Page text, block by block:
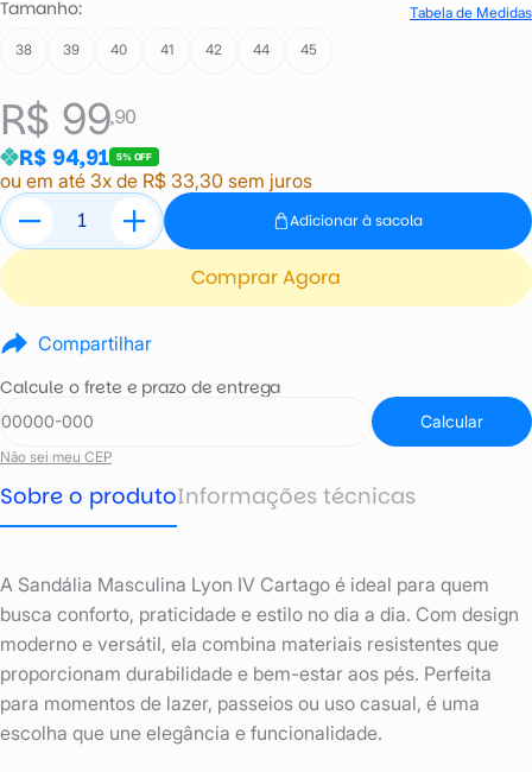
R$ 99,90
R$ 94,91 5% OFF
ou em até 3x de R$ 33,30 sem juros
Tamanho: Tabela de Medidas
38 39 40 41 42 44 45
Adicionar à sacola
Comprar Agora
Compartilhar
Calcule o frete e prazo de entrega
Calcular
Não sei meu CEP
Sobre o produtoInformações técnicas
A Sandália Masculina Lyon IV Cartago é ideal para quem
busca conforto, praticidade e estilo no dia a dia. Com design
moderno e versátil, ela combina materiais resistentes que
proporcionam durabilidade e bem-estar aos pés. Perfeita
para momentos de lazer, passeios ou uso casual, é uma
escolha que une elegância e funcionalidade.